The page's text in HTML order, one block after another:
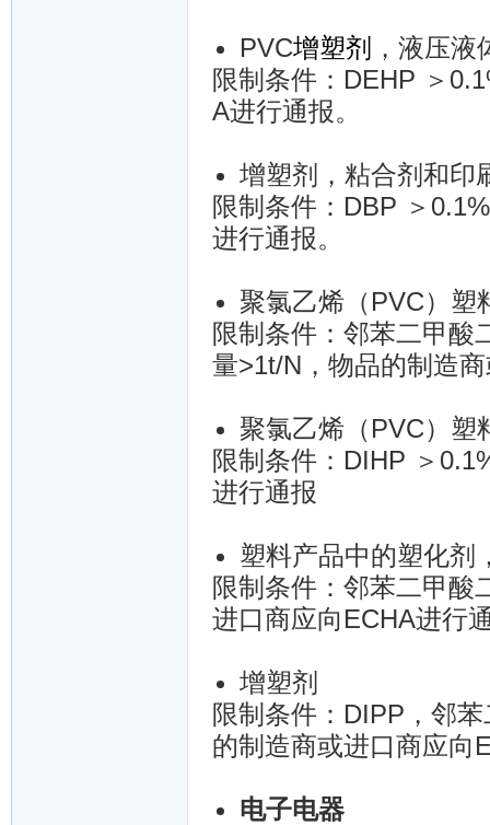
PVC增塑剂 ，液压
限制条件：DEHP ＞
A进行通报。
增塑剂，粘合剂和印
限制条件：DBP ＞
进行通报。
聚氯乙烯（PVC）塑
限制条件：邻苯二甲酸
量>1t/N，物品的制造
聚氯乙烯（PVC）塑
限制条件：DIHP ＞
进行通报
塑料产品中的塑化剂
限制条件：邻苯二甲酸
进口商应向ECHA进行
增塑剂
限制条件：DIPP，邻
的制造商或进口商应向
电子电器